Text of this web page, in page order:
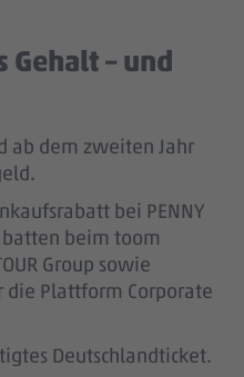
Gehalt – und
ab dem zweiten Jahr
bei PENNY
beim toom
Group sowie
Plattform Corporate
Deutschlandticket.